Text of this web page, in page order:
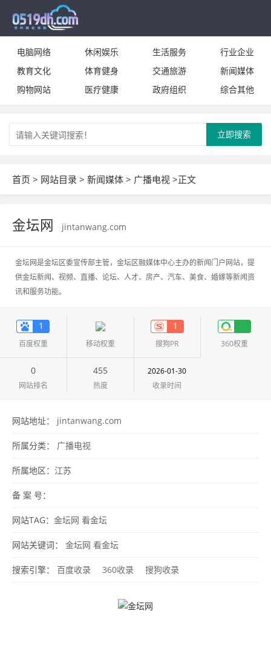
电脑网络 休闲娱乐 生活服务
行业企业
教育文化
体育健身 交通旅游
新闻媒体
购物网站
医疗健康 政府组织 综合其他
立即搜索
首页 > 网站目录 > 新闻媒体 > 广播电视 >正文
金坛网 jintanwang.com
金坛网是金坛区委宣传部主管，金坛区融媒体中心主办的新闻门户网站，提
供金坛新闻、视频、直播、论坛、人才、房产、汽车、美食、婚嫁等新闻资
讯和服务功能。
1
百度权重 移动权重
1
搜狗PR 360权重
0
网站排名
455
热度
2026-01-30
收录时间
网站地址： jintanwang.com
所属分类： 广播电视
所属地区： 江苏
备 案 号：
网站TAG： 金坛网 看金坛
网站关键词： 金坛网 看金坛
搜索引擎： 百度收录 360收录 搜狗收录